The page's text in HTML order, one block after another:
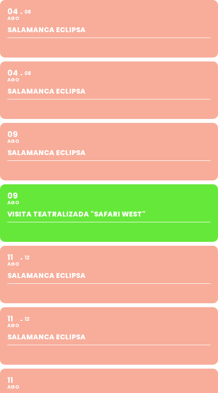
04
AGO
08
SALAMANCA ECLIPSA
04
AGO
08
SALAMANCA ECLIPSA
09
AGO
SALAMANCA ECLIPSA
09
AGO
VISITA TEATRALIZADA "SAFARI WEST"
11
AGO
12
SALAMANCA ECLIPSA
11
AGO
12
SALAMANCA ECLIPSA
11
AGO